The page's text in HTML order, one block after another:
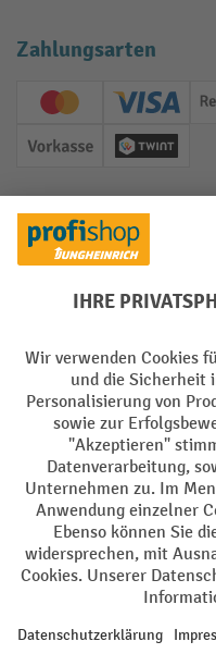
Zahlungsarten
Creditcard (Master)
Vorkasse Twint
Soziale Netzwerke
Facebook
YouTube
LinkedInInstagram
Sprachen
DE FR
AGB Impressum
Alle Preise exkl. gesetzl.
Nachnahmegebühren, wenn
¹ Der Rabatt gilt so lange der
oder Gutscheinen ist nicht